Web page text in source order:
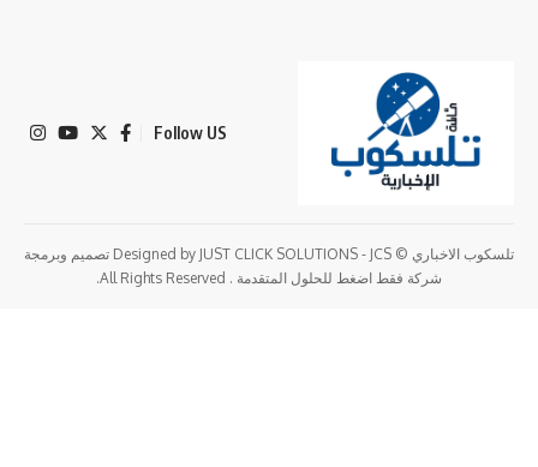
تلسكوب الاخباري © Designed by JUST CLICK SOLUTIONS - JCS تصميم وبرمجة
شركة فقط اضغط للحلول المتقدمة . All Rights Reserved.